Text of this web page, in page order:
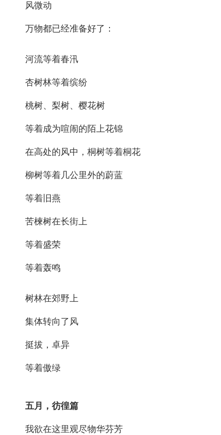
风微动
万物都已经准备好了：
河流等着春汛
杏树林等着缤纷
桃树、梨树、樱花树
等着成为喧闹的陌上花锦
在高处的风中，桐树等着桐花
柳树等着几公里外的蔚蓝
等着旧燕
苦楝树在长街上
等着盛荣
等着轰鸣
树林在郊野上
集体转向了风
挺拔，卓异
等着傲绿
五月，彷徨篇
我欲在这里观尽物华芬芳